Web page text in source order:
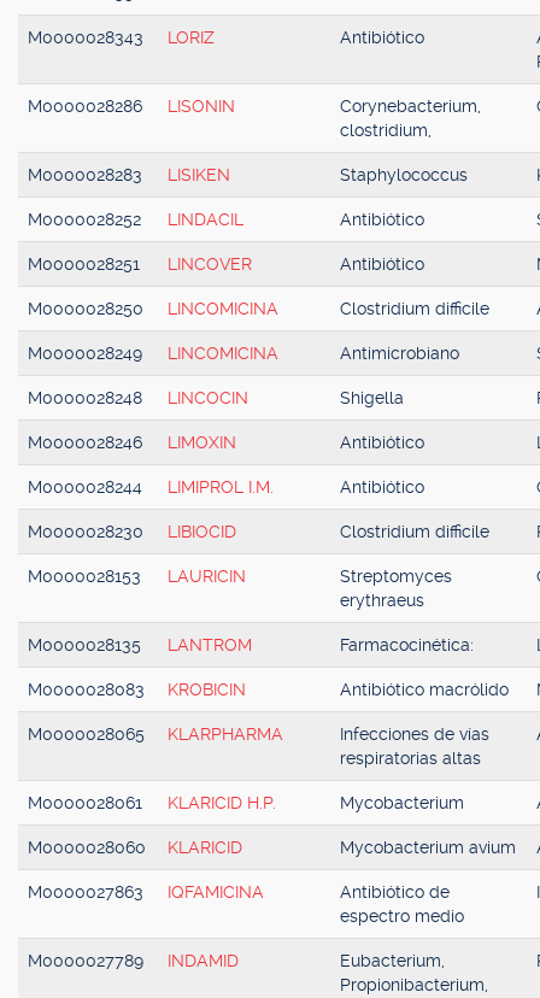
M0000028343 LORIZ Antibiótico
M0000028286 LISONIN
Corynebacterium,
clostridium,
M0000028283 LISIKEN Staphylococcus
M0000028252 LINDACIL Antibiótico
M0000028251 LINCOVER Antibiótico
M0000028250 LINCOMICINA Clostridium difficile
M0000028249 LINCOMICINA Antimicrobiano
M0000028248 LINCOCIN Shigella
M0000028246 LIMOXIN Antibiótico
M0000028244 LIMIPROL I.M. Antibiótico
M0000028230 LIBIOCID Clostridium difficile
M0000028153 LAURICIN
Streptomyces
erythraeus
M0000028135 LANTROM Farmacocinética:
M0000028083 KROBICIN Antibiótico macrólido
M0000028065 KLARPHARMA
Infecciones de vías
respiratorias altas
M0000028061 KLARICID H.P. Mycobacterium
M0000028060 KLARICID Mycobacterium avium
M0000027863 IQFAMICINA
Antibiótico de
espectro medio
M0000027789 INDAMID
Eubacterium,
Propionibacterium,